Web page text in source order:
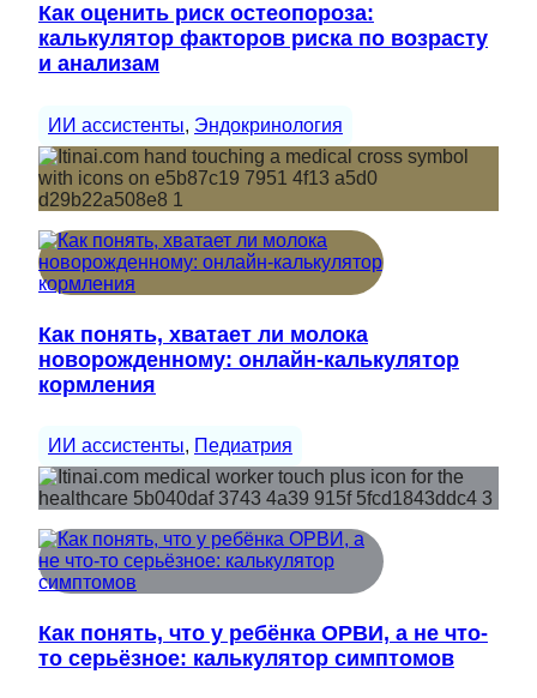
Как оценить риск остеопороза:
калькулятор факторов риска по возрасту
и анализам
ИИ ассистенты, Эндокринология
Как понять, хватает ли молока
новорожденному: онлайн-калькулятор
кормления
ИИ ассистенты, Педиатрия
Как понять, что у ребёнка ОРВИ, а не что-
то серьёзное: калькулятор симптомов